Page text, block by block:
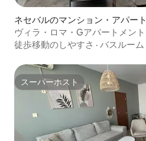
ネセバルのマンション・アパート
ヴィラ・ロマ・Gアパートメント
徒歩移動のしやすさ · バスルーム
スーパーホスト
スーパーホスト